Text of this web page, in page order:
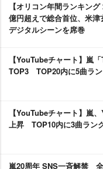
【オリコン年間ランキン
億円超えで総合首位、米
デジタルシーンを席巻
【YouTubeチャート】嵐
TOP3 TOP20内に5曲ラ
【YouTubeチャート】嵐
上昇 TOP10内に3曲ラン
嵐20周年 SNS一斉解禁